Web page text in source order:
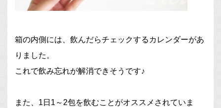
箱の内側には、飲んだらチェックするカレンダーがあ
りました。
これで飲み忘れが解消できそうです♪
また、1日1～2包を飲むことがオススメされていま